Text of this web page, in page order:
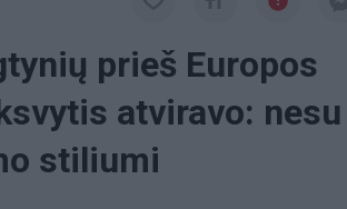
prieš Europos
atviravo: nesu
stiliumi